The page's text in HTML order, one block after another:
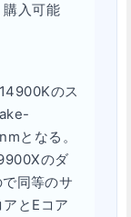
入可能
のス
となる。
のダ
同等のサ
とEコア